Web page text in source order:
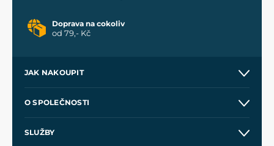
Doprava na cokoliv
od 79,- Kč
JAK NAKOUPIT
Velkoobchod
O SPOLEČNOSTI
SLUŽBY